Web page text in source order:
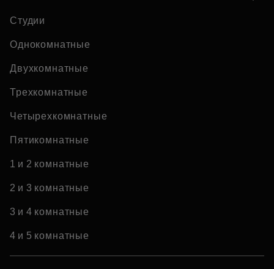
Студии
Однокомнатные
Двухкомнатные
Трехкомнатные
Четырехкомнатные
Пятикомнатные
1 и 2 комнатные
2 и 3 комнатные
3 и 4 комнатные
4 и 5 комнатные